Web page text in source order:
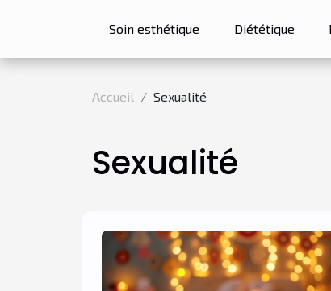
Soin esthétique Diététique
Accueil Sexualité
Sexualité